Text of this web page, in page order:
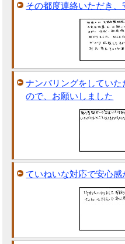
その都度連絡いただき
ナンバリングをしてい
ので、お願いしました
ていねいな対応で安心感